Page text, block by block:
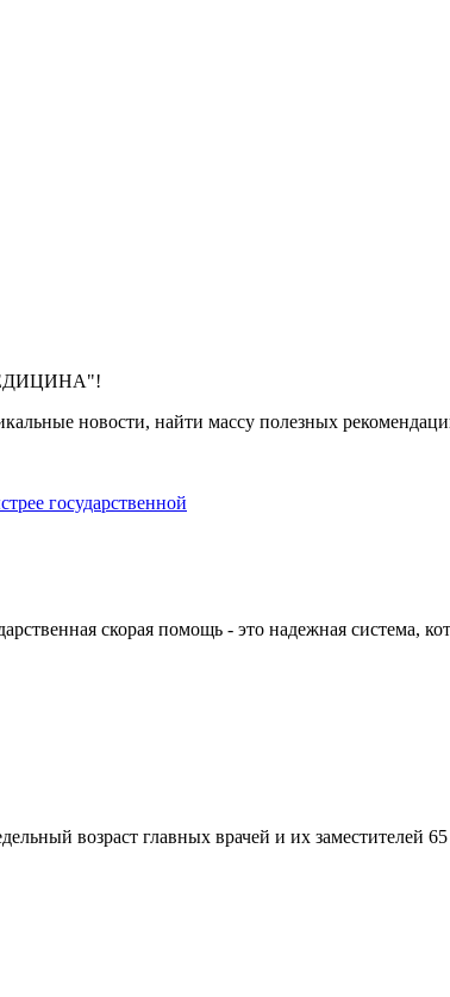
новости, найти массу полезных
государственной
скорая помощь - это надежная система,
возраст главных врачей и их заместителей